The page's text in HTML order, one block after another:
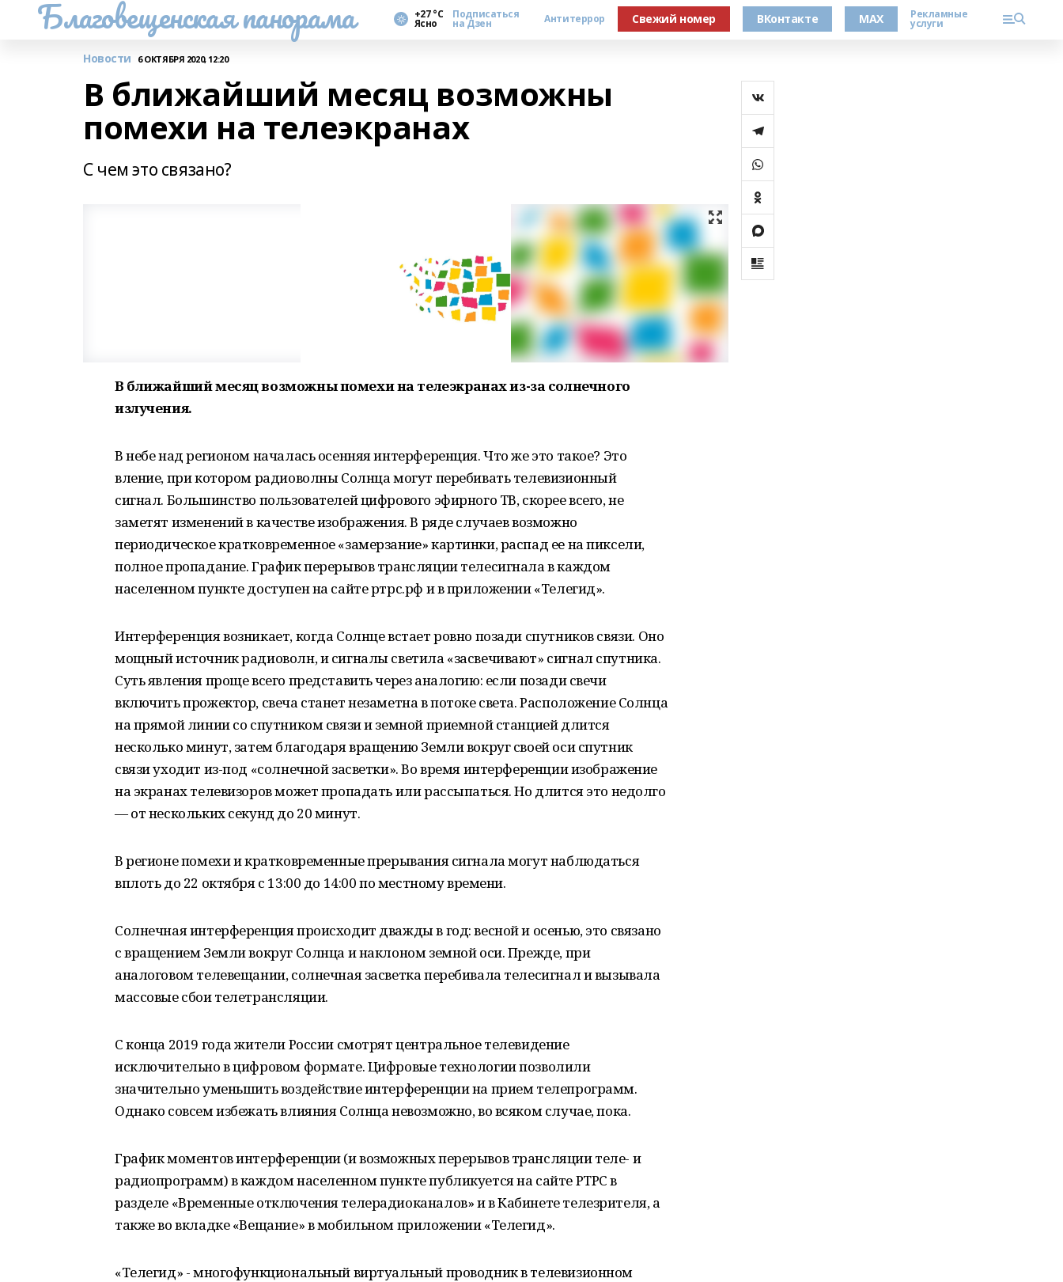
Благовещенская панорама +27 °С
Ясно
Подписаться
на Дзен Антитеррор Свежий номер ВКонтакте MAX Рекламные
услуги
Новости 6 ОКТЯБРЯ 2020, 12:20
В ближайший месяц возможны
помехи на телеэкранах
С чем это связано?
В ближайший месяц возможны помехи на телеэкранах из-за солнечного
излучения.
В небе над регионом началась осенняя интерференция. Что же это такое? Это
вление, при котором радиоволны Солнца могут перебивать телевизионный
сигнал. Большинство пользователей цифрового эфирного ТВ, скорее всего, не
заметят изменений в качестве изображения. В ряде случаев возможно
периодическое кратковременное «замерзание» картинки, распад ее на пиксели,
полное пропадание. График перерывов трансляции телесигнала в каждом
населенном пункте доступен на сайте ртрс.рф и в приложении «Телегид».
Интерференция возникает, когда Солнце встает ровно позади спутников связи. Оно
мощный источник радиоволн, и сигналы светила «засвечивают» сигнал спутника.
Суть явления проще всего представить через аналогию: если позади свечи
включить прожектор, свеча станет незаметна в потоке света. Расположение Солнца
на прямой линии со спутником связи и земной приемной станцией длится
несколько минут, затем благодаря вращению Земли вокруг своей оси спутник
связи уходит из-под «солнечной засветки». Во время интерференции изображение
на экранах телевизоров может пропадать или рассыпаться. Но длится это недолго
— от нескольких секунд до 20 минут.
В регионе помехи и кратковременные прерывания сигнала могут наблюдаться
вплоть до 22 октября с 13:00 до 14:00 по местному времени.
Солнечная интерференция происходит дважды в год: весной и осенью, это связано
с вращением Земли вокруг Солнца и наклоном земной оси. Прежде, при
аналоговом телевещании, солнечная засветка перебивала телесигнал и вызывала
массовые сбои телетрансляции.
С конца 2019 года жители России смотрят центральное телевидение
исключительно в цифровом формате. Цифровые технологии позволили
значительно уменьшить воздействие интерференции на прием телепрограмм.
Однако совсем избежать влияния Солнца невозможно, во всяком случае, пока.
График моментов интерференции (и возможных перерывов трансляции теле- и
радиопрограмм) в каждом населенном пункте публикуется на сайте РТРС в
разделе «Временные отключения телерадиоканалов» и в Кабинете телезрителя, а
также во вкладке «Вещание» в мобильном приложении «Телегид».
«Телегид» - многофункциональный виртуальный проводник в телевизионном